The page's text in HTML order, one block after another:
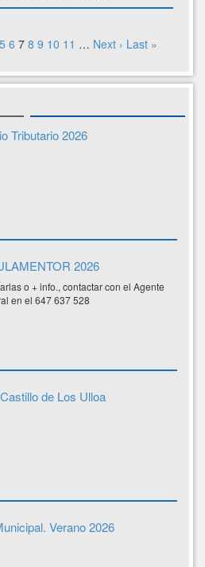
5 6 7 8 9 10 11 … Next › Last »
Tributario 2026
2026
o + info., contactar con el Agente
en el 647 637 528
de Los Ulloa
Verano 2026